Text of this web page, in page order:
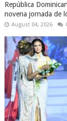
República
novena jornada de
August 04, 2026